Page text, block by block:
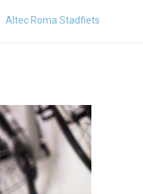
Altec Roma Stadfiets